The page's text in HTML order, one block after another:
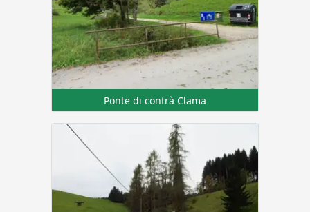
Ponte di contrà Clama